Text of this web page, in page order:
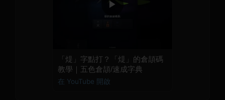
▶
「煶」字點打？「煶」的倉頡碼
教學｜五色倉頡/速成字典
在 YouTube 開啟